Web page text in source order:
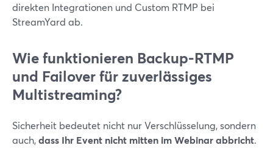
direkten Integrationen und Custom RTMP bei
StreamYard ab.
Wie funktionieren Backup-RTMP
und Failover für zuverlässiges
Multistreaming?
Sicherheit bedeutet nicht nur Verschlüsselung, sondern
auch,dass Ihr Event nicht mitten im Webinar abbricht.